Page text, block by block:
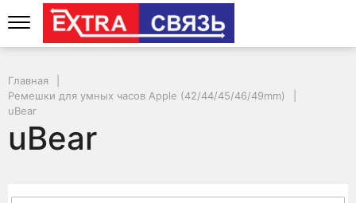
Главная
Ремешки для умных часов Apple (42/44/45/46/49mm)
uBear
uBear